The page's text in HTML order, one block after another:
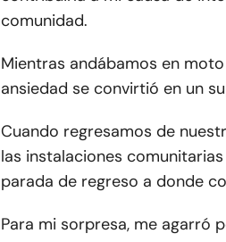
comunidad.
Mientras andábamos en
ansiedad se convirtió en un
Cuando regresamos de
las instalaciones
parada de regreso a donde
Para mi sorpresa, me agarró